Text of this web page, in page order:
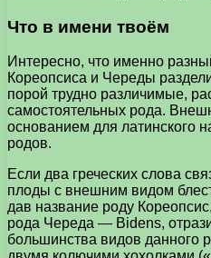
Что в имени твоём
Интересно, что именно
Кореопсиса и Череды
порой трудно различимые,
самостоятельных рода.
основанием для латинского
родов.
Если два греческих слова
плоды с внешним видом
дав название роду
рода Череда — Bidens,
большинства видов данного